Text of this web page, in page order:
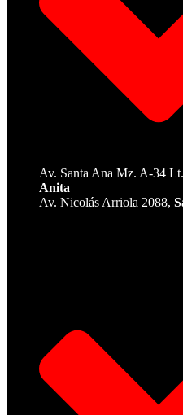
Av. Santa Ana Mz. A-34
Anita
Av. Nicolás Arriola 2088,